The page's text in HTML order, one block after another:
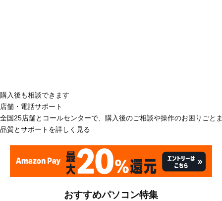
購入後も相談できます
店舗・電話サポート
全国25店舗とコールセンターで、購入後のご相談や操作のお困りごと
品質とサポートを詳しく見る
おすすめパソコン特集